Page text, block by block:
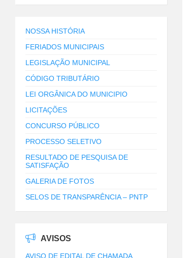
NOSSA HISTÓRIA
FERIADOS MUNICIPAIS
LEGISLAÇÃO MUNICIPAL
CÓDIGO TRIBUTÁRIO
LEI ORGÂNICA DO MUNICIPIO
LICITAÇÕES
CONCURSO PÚBLICO
PROCESSO SELETIVO
RESULTADO DE PESQUISA DE
SATISFAÇÃO
GALERIA DE FOTOS
SELOS DE TRANSPARÊNCIA – PNTP
AVISOS
AVISO DE EDITAL DE CHAMADA